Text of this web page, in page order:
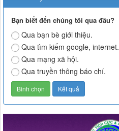
Bạn biết đến chúng tôi qua đâu?
Qua bạn bè giới thiệu.
Qua tìm kiếm google, internet.
Qua mạng xã hội.
Qua truyền thông báo chí.